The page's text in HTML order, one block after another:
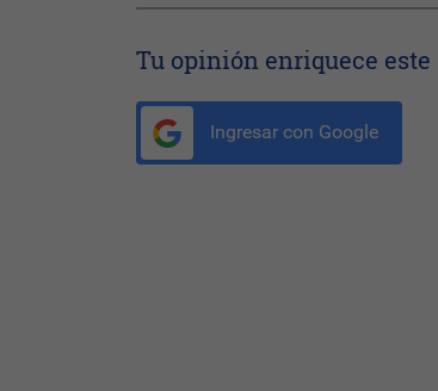
Tu opinión enriquece
Ingresar con Google